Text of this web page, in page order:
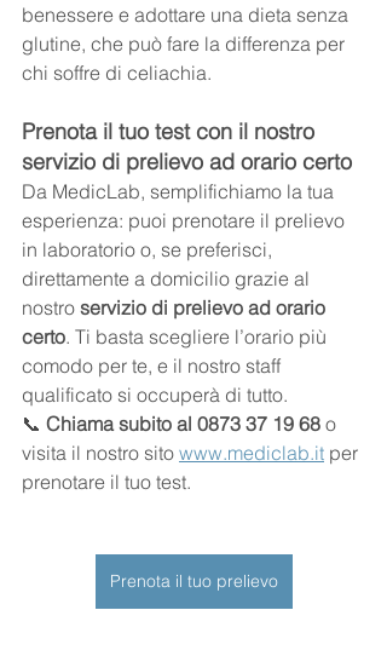
benessere e adottare una dieta senza
glutine, che può fare la differenza per
chi soffre di celiachia.
Prenota il tuo test con il nostro
servizio di prelievo ad orario certo
Da MedicLab, semplifichiamo la tua
esperienza: puoi prenotare il prelievo
in laboratorio o, se preferisci,
direttamente a domicilio grazie al
nostro servizio di prelievo ad orario
certo. Ti basta scegliere l’orario più
comodo per te, e il nostro staff
qualificato si occuperà di tutto.
📞 Chiama subito al 0873 37 19 68 o
visita il nostro sito www.mediclab.it per
prenotare il tuo test.
Prenota il tuo prelievo